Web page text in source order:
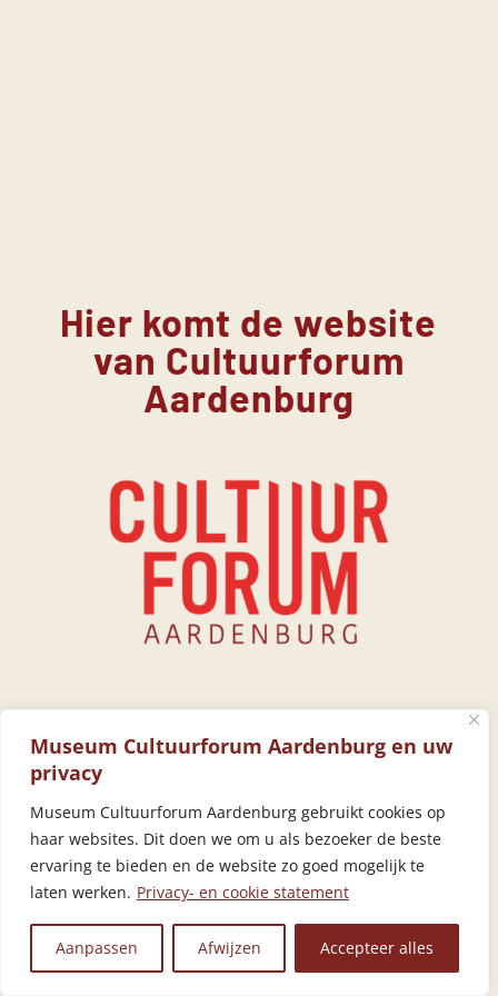
Museum Cultuurforum Aardenburg en uw
privacy
Museum Cultuurforum Aardenburg gebruikt cookies op
haar websites. Dit doen we om u als bezoeker de beste
ervaring te bieden en de website zo goed mogelijk te
laten werken. Privacy- en cookie statement
Aanpassen Afwijzen Accepteer alles
Hier komt de website
van Cultuurforum
Aardenburg
ANBI
Nevenfuncties